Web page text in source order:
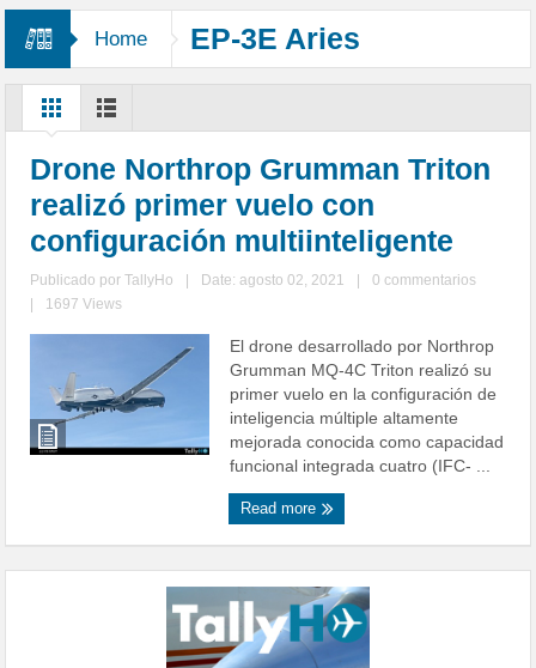
Home EP-3E Aries
Drone Northrop Grumman Triton
realizó primer vuelo con
configuración multiinteligente
Publicado porTallyHo Date: agosto 02, 2021
0 commentarios
1697 Views
El drone desarrollado por Northrop
Grumman MQ-4C Triton realizó su
primer vuelo en la configuración de
inteligencia múltiple altamente
mejorada conocida como capacidad
funcional integrada cuatro (IFC- ...
Read more